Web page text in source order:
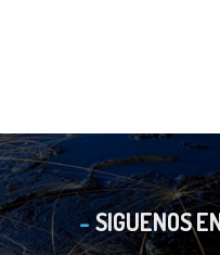
SIGUENOS